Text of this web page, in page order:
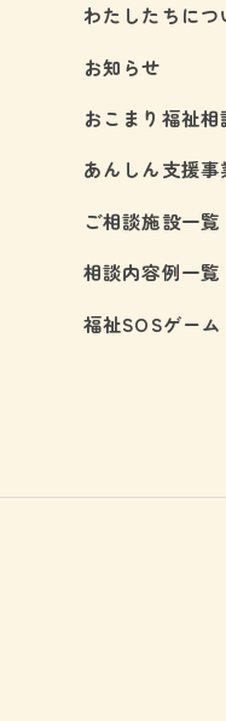
わたしたちにつ
お知らせ
おこまり福祉相
あんしん支援事
ご相談施設一覧
相談内容例一覧
福祉SOSゲーム